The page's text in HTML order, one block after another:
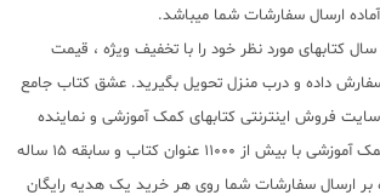
ارسال سفارشات شما میباشد.
سال کتابهای مورد نظر خود را با تخفیف ویژه ، قیمت
داده و درب منزل تحویل بگیرید. عشق کتاب جامع
فروش اینترنتی کتابهای کمک آموزشی و نماینده
مستقیم ناشران معتبر کمک آموزشی با بیش از 11000 عنوان کتاب و سابقه 15 ساله
بر ارسال سفارشات شما روی هر خرید یک هدیه رایگان